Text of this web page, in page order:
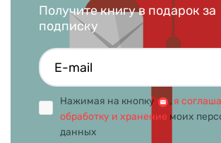
Получите книгу в подарок за
подписку
Нажимая на кнопку , я
обработку и хранение моих
данных